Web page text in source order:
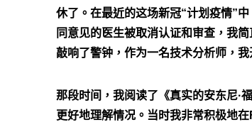
休了。在最近的这场新冠“计划疫情”
同意见的医生被取消认证和审查，我
敲响了警钟，作为一名技术分析师，
那段时间，我阅读了《真实的安东尼·
更好地理解情况。当时我非常积极地